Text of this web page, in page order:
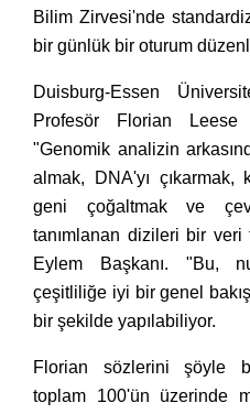
Bilim Zirvesi'nde
bir günlük bir oturum
Duisburg-Essen
Profesör Florian Leese
"Genomik analizin
almak, DNA'yı çıkarmak,
geni çoğaltmak ve
tanımlanan dizileri bir veri
Eylem Başkanı. "Bu,
çeşitliliğe iyi bir genel
bir şekilde yapılabiliyor.
Florian sözlerini şöyle
toplam 100'ün üzerinde